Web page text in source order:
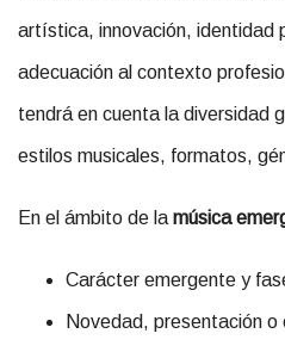
artística, innovación, identidad
adecuación al contexto
tendrá en cuenta la diversidad
estilos musicales, formatos,
En el ámbito de la música
Carácter emergente y
Novedad, presentación o